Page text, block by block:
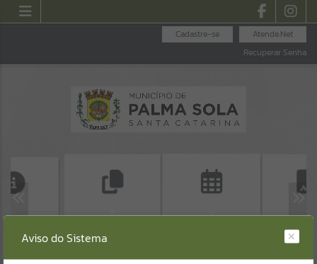
Atende.Net
Cadastre-se
Recuperar Senha
CONSTRUÇÃO
DE
Aviso do Sistema
Erro